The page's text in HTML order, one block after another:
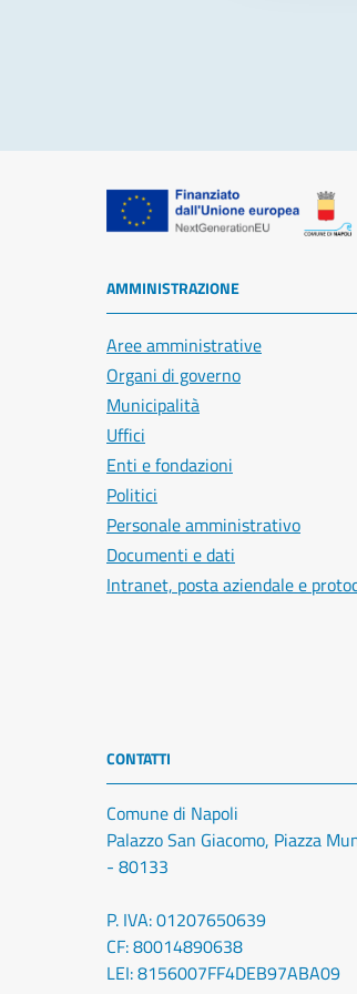
AMMINISTRAZIONE
Aree amministrative
Organi di governo
Municipalità
Uffici
Enti e fondazioni
Politici
Personale amministrativo
Documenti e dati
Intranet, posta aziendale e
CONTATTI
Comune di Napoli
Palazzo San Giacomo, Piazza
- 80133
P. IVA: 01207650639
CF: 80014890638
LEI: 8156007FF4DEB97ABA09